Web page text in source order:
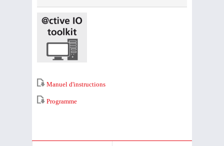
Manuel d'instructions
Programme